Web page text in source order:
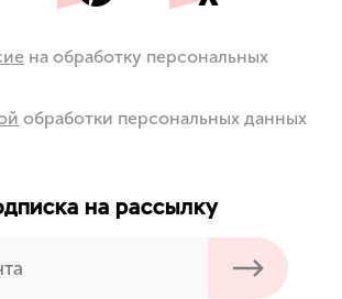
на обработку персональных
обработки персональных данных
на рассылку